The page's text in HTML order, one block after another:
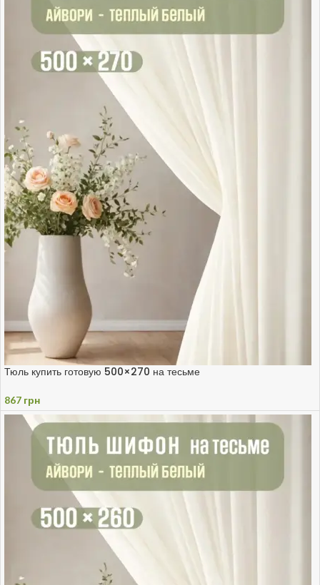
Тюль купить готовую 500×270 на тесьме
867 грн